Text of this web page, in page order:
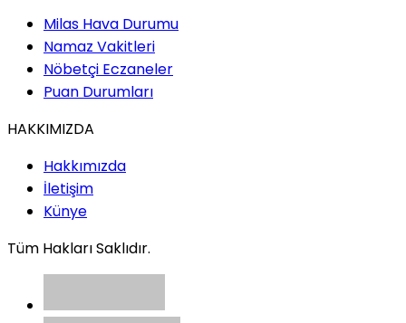
Milas Hava Durumu
Namaz Vakitleri
Nöbetçi Eczaneler
Puan Durumları
HAKKIMIZDA
Hakkımızda
İletişim
Künye
Tüm Hakları Saklıdır.